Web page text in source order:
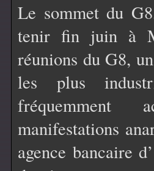
Le sommet du
tenir fin juin à
réunions du G8,
les plus
fréquemment
manifestations
agence bancaire